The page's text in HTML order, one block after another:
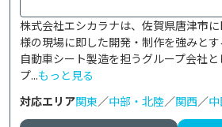
株式会社エシカラナは、佐賀県唐津市
様の現場に即した開発・制作を強みとす
自動車シート製造を担うグループ会社
プ...もっと見る
対応エリア関東／中部・北陸／関西／